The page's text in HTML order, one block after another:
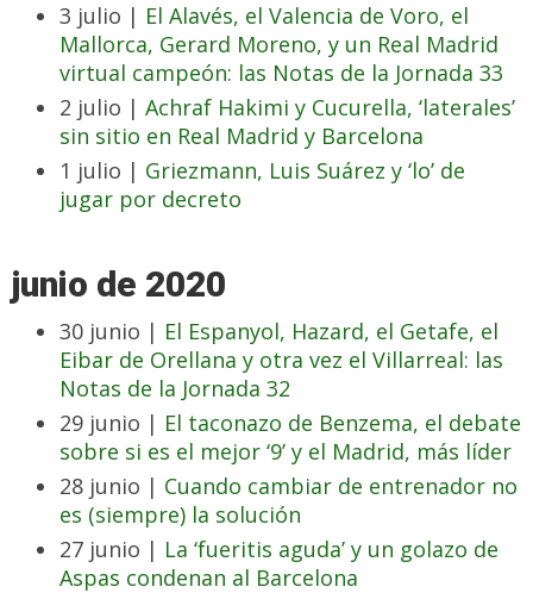
3 julio | El Alavés, el Valencia de Voro, el
Mallorca, Gerard Moreno, y un Real Madrid
virtual campeón: las Notas de la Jornada 33
2 julio | Achraf Hakimi y Cucurella, ‘laterales’
sin sitio en Real Madrid y Barcelona
1 julio | Griezmann, Luis Suárez y ‘lo’ de
jugar por decreto
junio de 2020
30 junio | El Espanyol, Hazard, el Getafe, el
Eibar de Orellana y otra vez el Villarreal: las
Notas de la Jornada 32
29 junio | El taconazo de Benzema, el debate
sobre si es el mejor ‘9’ y el Madrid, más líder
28 junio | Cuando cambiar de entrenador no
es (siempre) la solución
27 junio | La ‘fueritis aguda’ y un golazo de
Aspas condenan al Barcelona